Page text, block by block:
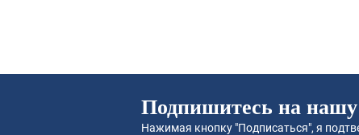
Подпишитесь на
Нажимая кнопку "Подписаться", я